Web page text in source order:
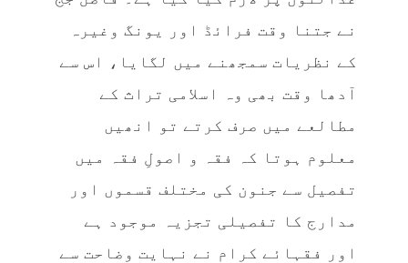
نے جتنا وقت فرائڈ اور یونگ وغیرہ
کے نظریات سمجھنے میں لگایا، اس سے
آدھا وقت بھی وہ اسلامی تراث کے
مطالعے میں صرف کرتے تو انھیں
معلوم ہوتا کہ فقہ و اصولِ فقہ میں
تفصیل سے جنون کی مختلف قسموں اور
مدارج کا تفصیلی تجزیہ موجود ہے
اور فقہائے کرام نے نہایت وضاحت سے